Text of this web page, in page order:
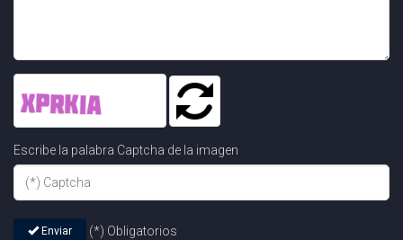
Escribe la palabra Captcha de la imagen
Enviar (*) Obligatorios